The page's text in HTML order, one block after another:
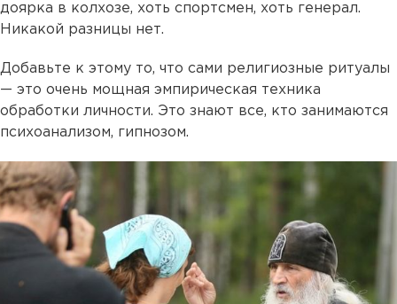
доярка в колхозе, хоть спортсмен, хоть генерал.
Никакой разницы нет.
Добавьте к этому то, что сами религиозные ритуалы
— это очень мощная эмпирическая техника
обработки личности. Это знают все, кто занимаются
психоанализом, гипнозом.